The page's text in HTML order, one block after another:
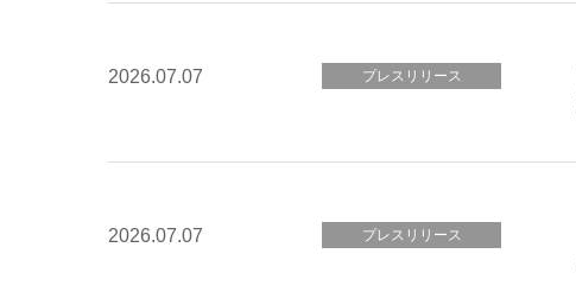
2026.07.07 プレスリリース
2026.07.07 プレスリリース